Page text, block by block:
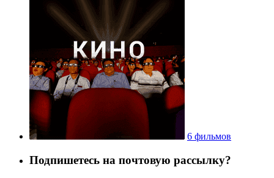
6 фильмов
Подпишетесь на почтовую рассылку?